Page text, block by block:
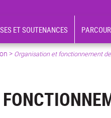
ET SOUTENANCES
> Organisation et fonctionnement